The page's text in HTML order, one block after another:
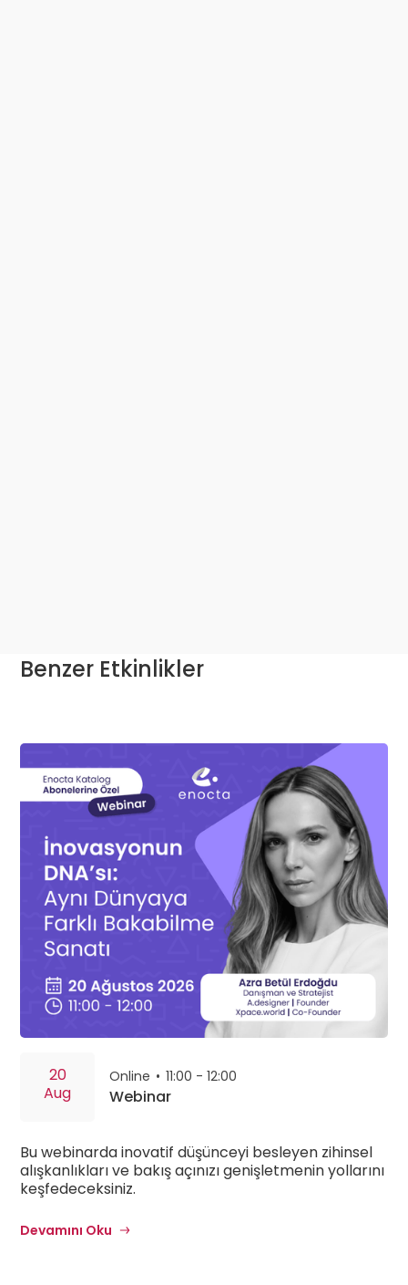
Benzer Etkinlikler
20
Aug
Online • 11:00 - 12:00
Webinar
Bu webinarda inovatif düşünceyi besleyen zihinsel
alışkanlıkları ve bakış açınızı genişletmenin yollarını
keşfedeceksiniz.
Devamını Oku